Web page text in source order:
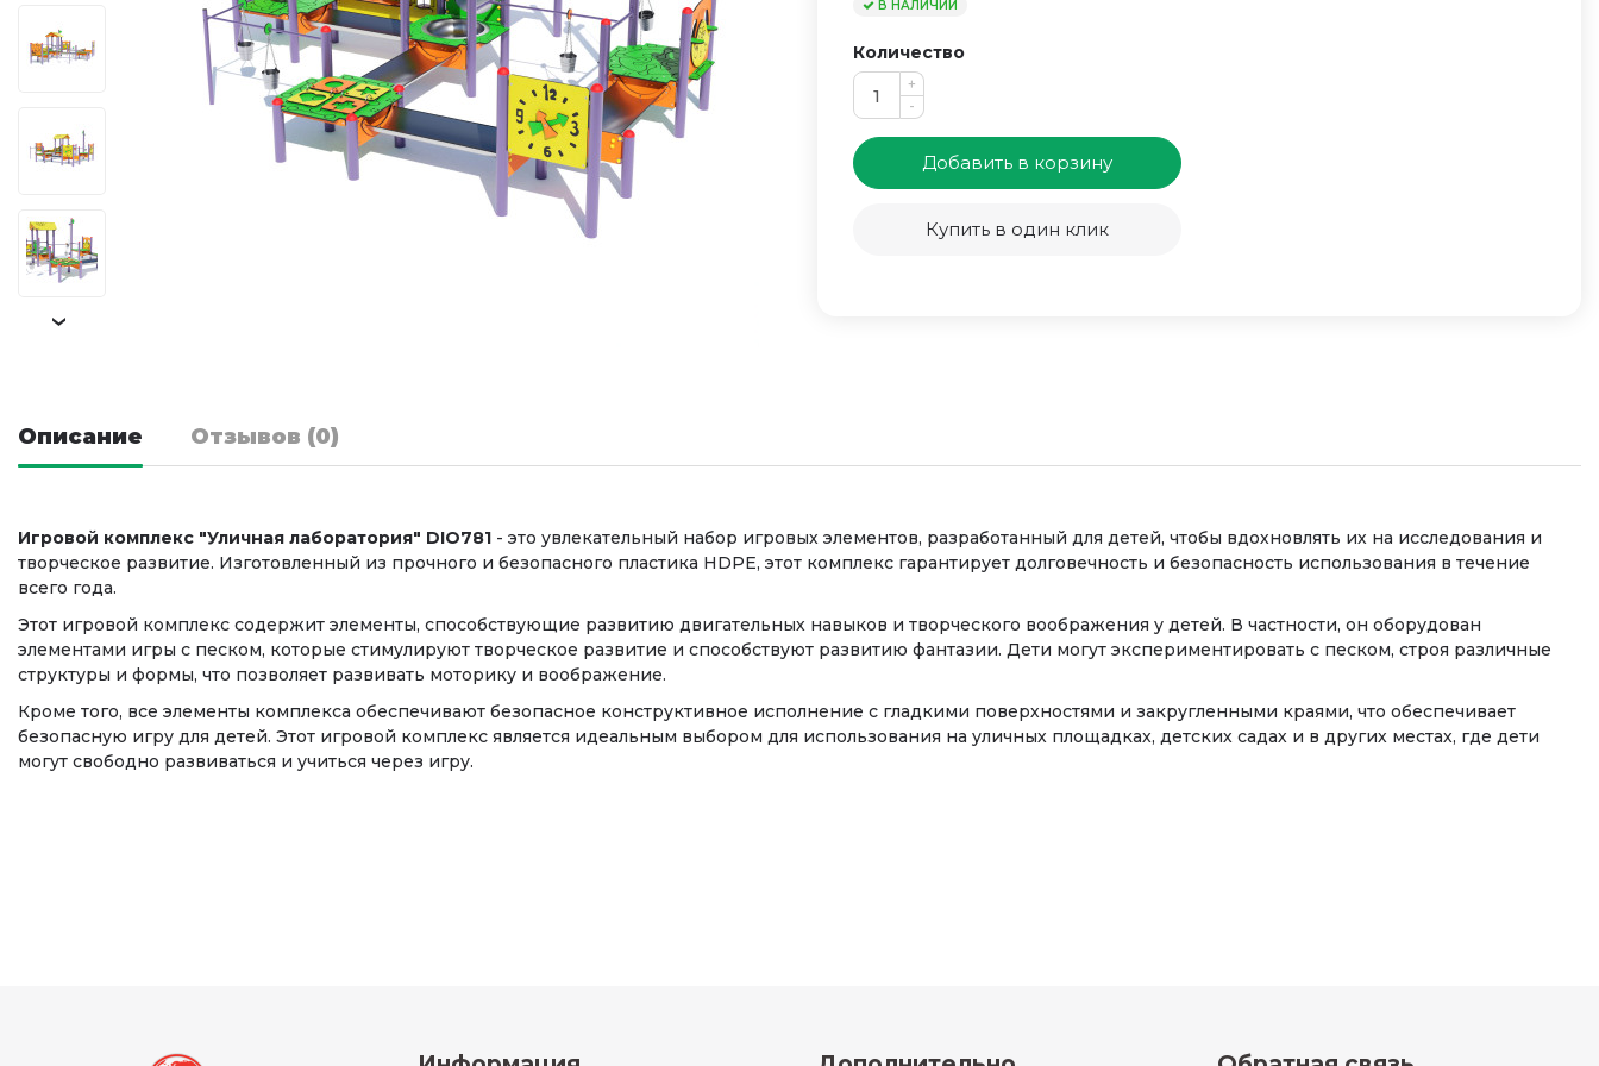
›
В НАЛИЧИИ
Количество
+
-
Добавить в корзину
Купить в один клик
Описание Отзывов (0)
Игровой комплекс "Уличная лаборатория" DIO781 - это увлекательный набор игровых элементов, разработанный для детей, чтобы вдохновлять их на исследования и
творческое развитие. Изготовленный из прочного и безопасного пластика HDPE, этот комплекс гарантирует долговечность и безопасность использования в течение
всего года.
Этот игровой комплекс содержит элементы, способствующие развитию двигательных навыков и творческого воображения у детей. В частности, он оборудован
элементами игры с песком, которые стимулируют творческое развитие и способствуют развитию фантазии. Дети могут экспериментировать с песком, строя различные
структуры и формы, что позволяет развивать моторику и воображение.
Кроме того, все элементы комплекса обеспечивают безопасное конструктивное исполнение с гладкими поверхностями и закругленными краями, что обеспечивает
безопасную игру для детей. Этот игровой комплекс является идеальным выбором для использования на уличных площадках, детских садах и в других местах, где дети
могут свободно развиваться и учиться через игру.